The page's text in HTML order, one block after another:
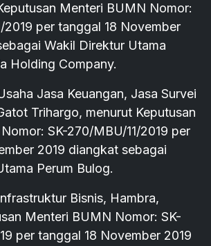
Menteri BUMN Nomor:
2019 per tanggal 18 November
Wakil Direktur Utama
Holding Company.
Jasa Keuangan, Jasa Survei
Trihargo, menurut Keputusan
SK-270/MBU/11/2019 per
2019 diangkat sebagai
Perum Bulog.
Bisnis, Hambra,
Menteri BUMN Nomor: SK-
per tanggal 18 November 2019